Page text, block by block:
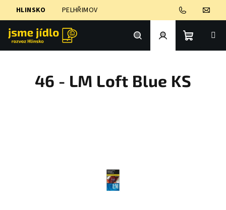
HLINSKO PELHŘIMOV
Hledat PřihlášeníNákupní
košík
46 - LM Loft Blue KS